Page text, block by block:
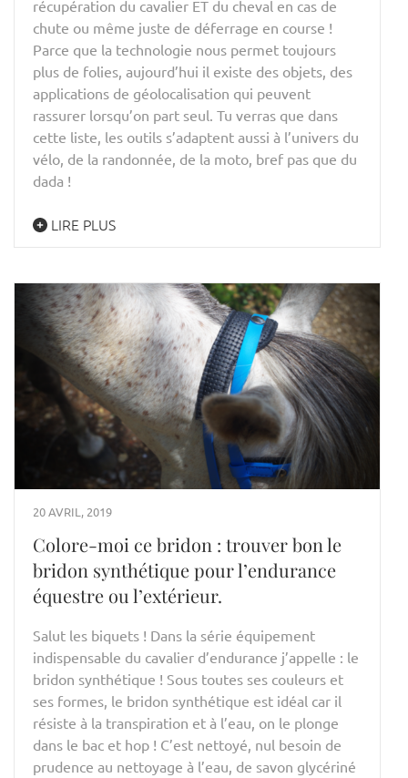
récupération du cavalier ET du cheval en cas de
chute ou même juste de déferrage en course !
Parce que la technologie nous permet toujours
plus de folies, aujourd’hui il existe des objets, des
applications de géolocalisation qui peuvent
rassurer lorsqu’on part seul. Tu verras que dans
cette liste, les outils s’adaptent aussi à l’univers du
vélo, de la randonnée, de la moto, bref pas que du
dada !
LIRE PLUS
20 AVRIL, 2019
Colore-moi ce bridon : trouver bon le
bridon synthétique pour l’endurance
équestre ou l’extérieur.
Salut les biquets ! Dans la série équipement
indispensable du cavalier d’endurance j’appelle : le
bridon synthétique ! Sous toutes ses couleurs et
ses formes, le bridon synthétique est idéal car il
résiste à la transpiration et à l’eau, on le plonge
dans le bac et hop ! C’est nettoyé, nul besoin de
prudence au nettoyage à l’eau, de savon glycériné